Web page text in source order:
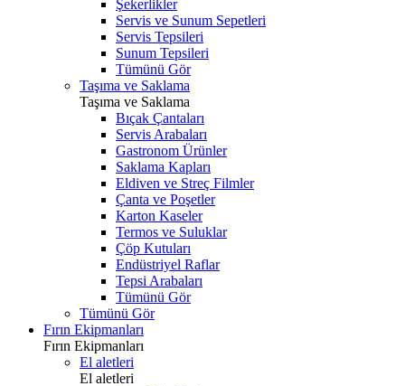
Şekerlikler
Servis ve Sunum Sepetleri
Servis Tepsileri
Sunum Tepsileri
Tümünü Gör
Taşıma ve Saklama
Taşıma ve Saklama
Bıçak Çantaları
Servis Arabaları
Gastronom Ürünler
Saklama Kapları
Eldiven ve Streç Filmler
Çanta ve Poşetler
Karton Kaseler
Termos ve Suluklar
Çöp Kutuları
Endüstriyel Raflar
Tepsi Arabaları
Tümünü Gör
Tümünü Gör
Fırın Ekipmanları
Fırın Ekipmanları
El aletleri
El aletleri